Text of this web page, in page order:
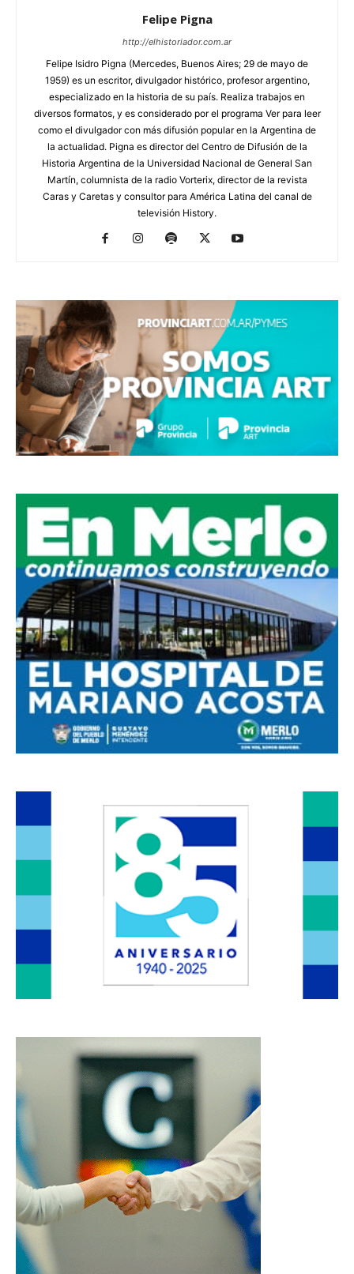
Felipe Pigna
http://elhistoriador.com.ar
Felipe Isidro Pigna (Mercedes, Buenos Aires; 29 de mayo de
1959) es un escritor, divulgador histórico, profesor argentino,
especializado en la historia de su país. Realiza trabajos en
diversos formatos, y es considerado por el programa Ver para leer
como el divulgador con más difusión popular en la Argentina de
la actualidad. Pigna es director del Centro de Difusión de la
Historia Argentina de la Universidad Nacional de General San
Martín, columnista de la radio Vorterix, director de la revista
Caras y Caretas y consultor para América Latina del canal de
televisión History.